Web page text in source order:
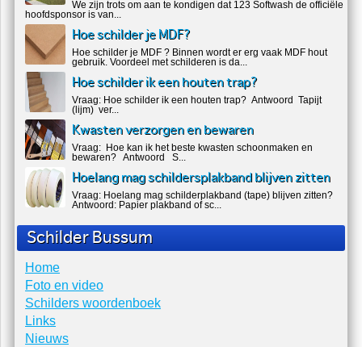
Laatste nieuws
123 Softwash Hoofdsponsor van Naarden
Open 2025
We zijn trots om aan te kondigen dat 123 Softwash de officiële
hoofdsponsor is van...
Hoe schilder je MDF?
Hoe schilder je MDF ? Binnen wordt er erg vaak MDF hout
gebruik. Voordeel met schilderen is da...
Hoe schilder ik een houten trap?
Vraag: Hoe schilder ik een houten trap? Antwoord Tapijt
(lijm) ver...
Kwasten verzorgen en bewaren
bewaren? Antwoord S...
Hoelang mag schildersplakband blijven zitten
Schilder Bussum
Home